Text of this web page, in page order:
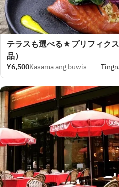
テラスも選べる★プリフィク
品）
¥6,500Kasama ang buwis